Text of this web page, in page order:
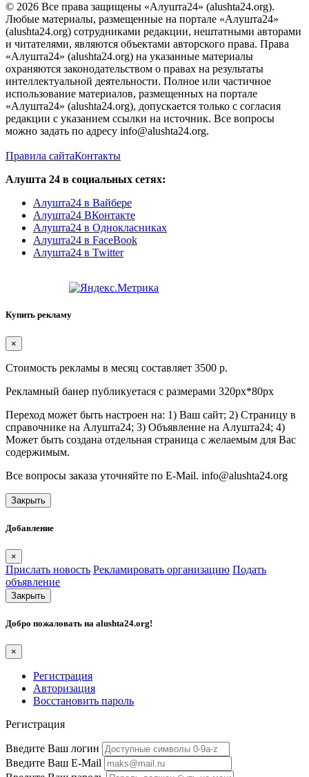
© 2026 Все права защищены «Алушта24» (alushta24.org).
Любые материалы, размещенные на портале «Алушта24»
(alushta24.org) сотрудниками редакции, нештатными авторами
и читателями, являются объектами авторского права. Права
«Алушта24» (alushta24.org) на указанные материалы
охраняются законодательством о правах на результаты
интеллектуальной деятельности. Полное или частичное
использование материалов, размещенных на портале
«Алушта24» (alushta24.org), допускается только с согласия
редакции с указанием ссылки на источник. Все вопросы
можно задать по адресу info@alushta24.org.
Правила сайтаКонтакты
Алушта 24 в социальных сетях:
Алушта24 в Вайбере
Алушта24 ВКонтакте
Алушта24 в Однокласниках
Алушта24 в FaceBook
Алушта24 в Twitter
Купить рекламу
×
Стоимость рекламы в месяц составляет 3500 р.
Рекламный банер публикуетася с размерами 320px*80px
Переход может быть настроен на: 1) Ваш сайт; 2) Страницу в
справочнике на Алушта24; 3) Объявление на Алушта24; 4)
Может быть создана отдельная страница с желаемым для Вас
содержимым.
Все вопросы заказа уточняйте по E-Mail. info@alushta24.org
Закрыть
Добавление
×
Прислать новость Рекламировать организацию Подать
объявление
Закрыть
Добро пожаловать на alushta24.org!
×
Регистрация
Авторизация
Восстановить пароль
Регистрация
Введите Ваш логин
Введите Ваш E-Mail